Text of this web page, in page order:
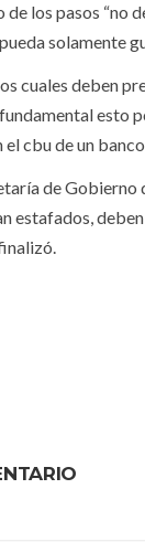
de los pasos
solamente
cuales deben
esto
el cbu de un
de Gobierno
estafados,